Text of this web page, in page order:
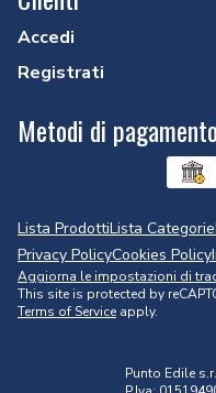
Accedi
Registrati
Metodi di pagamento
Lista ProdottiLista Categorie
Privacy PolicyCookies Policy
Aggiorna le impostazioni di
This site is protected by
Terms of Service apply.
Punto Edile